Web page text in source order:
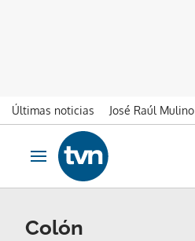
Últimas noticias José Raúl Mulino
Ir al contenido
Obrir navegació
Colón